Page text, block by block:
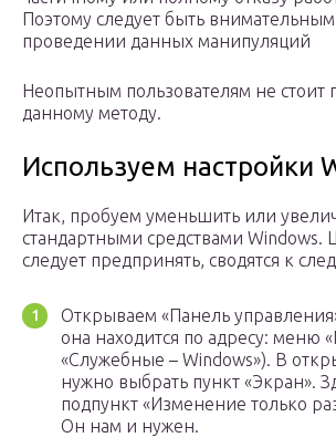
Поэтому следует быть
проведении данных манипуляций
Неопытным пользователям не стоит
данному методу.
Используем настройки
Итак, пробуем уменьшить или
стандартными средствами Windows.
следует предпринять, сводятся к
Открываем «Панель
она находится по адресу: меню
«Служебные – Windows»). В
нужно выбрать пункт «Экран».
подпункт «Изменение только
Он нам и нужен.